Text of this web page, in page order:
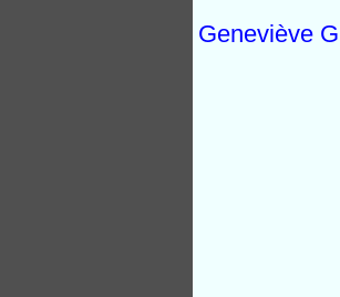
Geneviève